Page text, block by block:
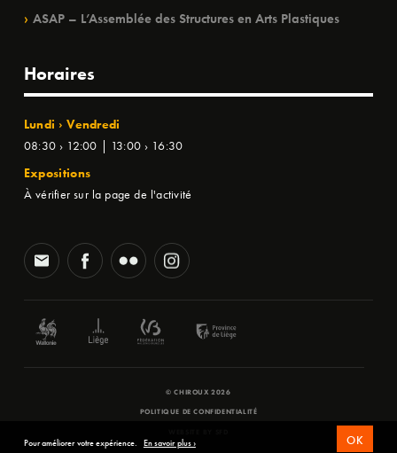
ASAP – L’Assemblée des Structures en Arts Plastiques
Horaires
Lundi › Vendredi
08:30 › 12:00 | 13:00 › 16:30
Expositions
À vérifier sur la page de l'activité
© CHIROUX 2026
POLITIQUE DE CONFIDENTIALITÉ
Pour améliorer votre expérience. En savoir plus › OK